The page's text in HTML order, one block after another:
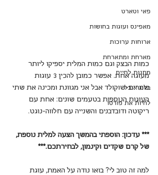
פאי וטארט
מאפינס ועוגות בחושות
ארוחות ערוכות
מארחת ומתארחת
מתנות לחיים
בלוג אוכל
לחיות את פורטו
כמות הבצק וגם כמות המלית יספיקו ליותר
מעוגה אחת. אפשר כמובן להכין 3 עוגות
שמרים-שוקולד אבל אני מגוונת ומכינה את שתי
העוגות הנוספות בטעמים שונים: אחת עם
ריקוטה ודובדבנים והשנייה עם חלווה-נוגט.
*** עדכון: הוספתי בהמשך הצעה למלית נוספת,
של קרם שקדים וקינמון, לבחירתכם.***
למה זה טוב לי? בואו נודה על האמת, עוגת